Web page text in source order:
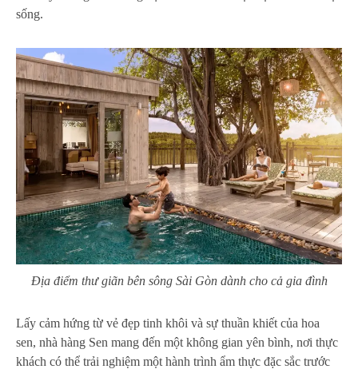
sống.
Địa điểm thư giãn bên sông Sài Gòn dành cho cả gia đình
Lấy cảm hứng từ vẻ đẹp tinh khôi và sự thuần khiết của hoa
sen, nhà hàng Sen mang đến một không gian yên bình, nơi thực
khách có thể trải nghiệm một hành trình ẩm thực đặc sắc trước